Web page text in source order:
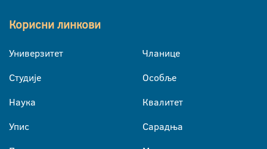
Корисни линкови
Универзитет
Студије
Наука
Упис
Чланице
Особље
Квалитет
Сарадња